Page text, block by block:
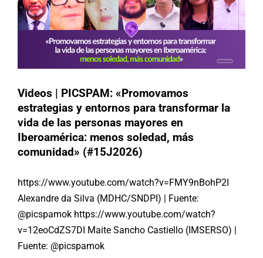
Videos | PICSPAM: «Promovamos
estrategias y entornos para transformar la
vida de las personas mayores en
Iberoamérica: menos soledad, más
comunidad» (#15J2026)
https://www.youtube.com/watch?v=FMY9nBohP2I
Alexandre da Silva (MDHC/SNDPI) | Fuente:
@picspamok https://www.youtube.com/watch?
v=12eoCdZS7DI Maite Sancho Castiello (IMSERSO) |
Fuente: @picspamok